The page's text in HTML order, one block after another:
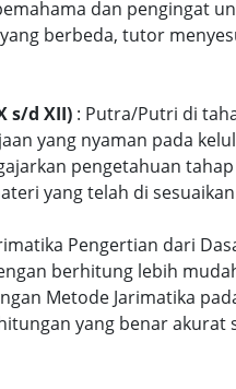
dan pengingat
berbeda, tutor
s/d XII) : Putra/Putri di
yang nyaman pada
pengetahuan
yang telah di
Pengertian dari
berhitung lebih
Metode Jarimatika
yang benar akurat